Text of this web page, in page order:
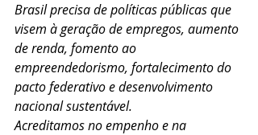
Brasil precisa de políticas públicas que
visem à geração de empregos, aumento
de renda, fomento ao
empreendedorismo, fortalecimento do
pacto federativo e desenvolvimento
nacional sustentável.
Acreditamos no empenho e na